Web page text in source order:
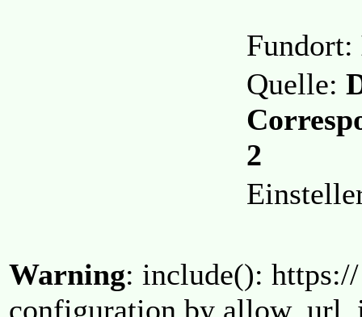
Fundort:
Quelle:
2
Warning: include():
configuration by